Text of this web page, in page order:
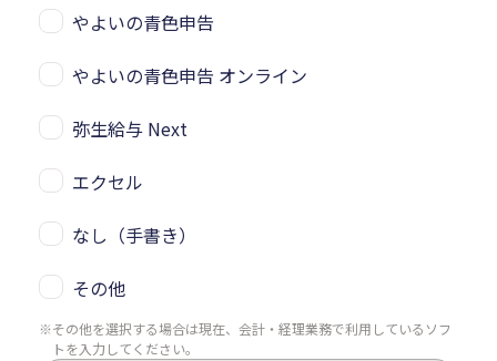
やよいの青色申告
やよいの青色申告 オンライン
弥生給与 Next
エクセル
なし（手書き）
その他
その他を選択する場合は現在、会計・経理業務で利用しているソフ
トを入力してください。